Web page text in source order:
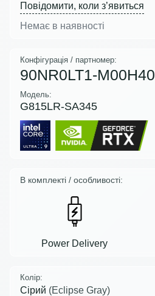
Повідомити, коли з’явиться
Немає в наявності
Конфігурація / партномер:
90NR0LT1-M00H40
Модель:
G815LR-SA345
В комплекті / особливості:
Power Delivery
Колір:
Сірий (Eclipse Gray)